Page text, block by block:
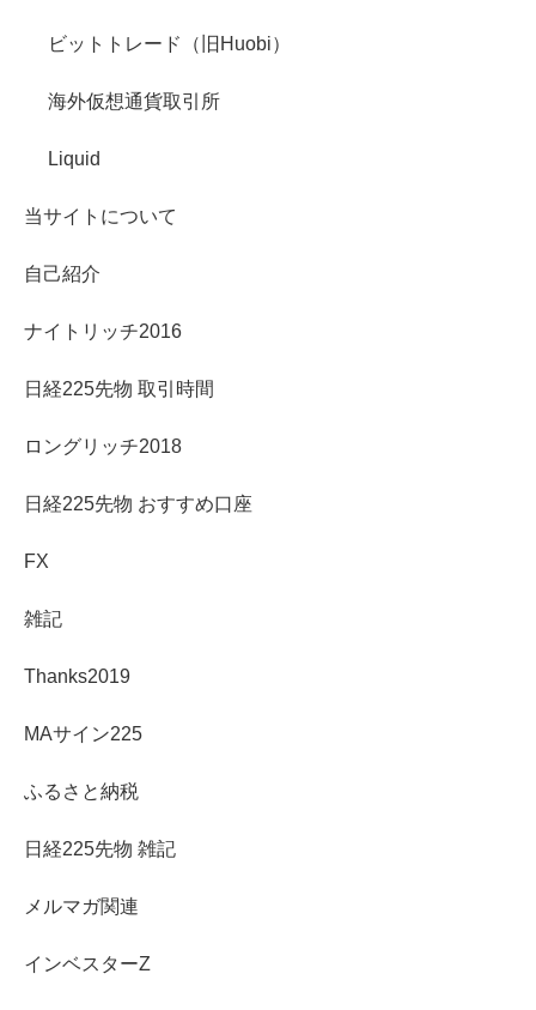
ビットトレード（旧Huobi）
海外仮想通貨取引所
Liquid
当サイトについて
自己紹介
ナイトリッチ2016
日経225先物 取引時間
ロングリッチ2018
日経225先物 おすすめ口座
FX
雑記
Thanks2019
MAサイン225
ふるさと納税
日経225先物 雑記
メルマガ関連
インベスターZ